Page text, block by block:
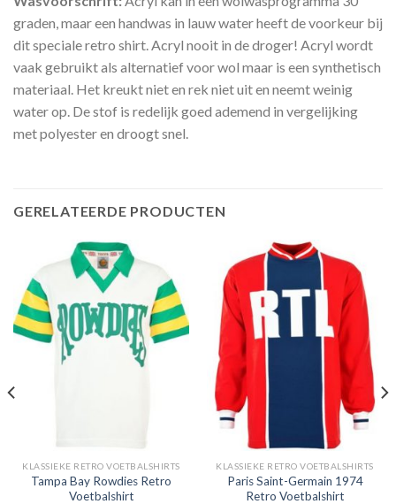
graden, maar een handwas in lauw water heeft de voorkeur bij
dit speciale retro shirt. Acryl nooit in de droger! Acryl wordt
vaak gebruikt als alternatief voor wol maar is een synthetisch
materiaal. Het kreukt niet en rek niet uit en neemt weinig
water op. De stof is redelijk goed ademend in vergelijking
met polyester en droogt snel.
GERELATEERDE PRODUCTEN
KLASSIEKE RETRO VOETBALSHIRTS
Tampa Bay Rowdies Retro
Voetbalshirt
KLASSIEKE RETRO VOETBALSHIRTS
Paris Saint-Germain 1974
Retro Voetbalshirt